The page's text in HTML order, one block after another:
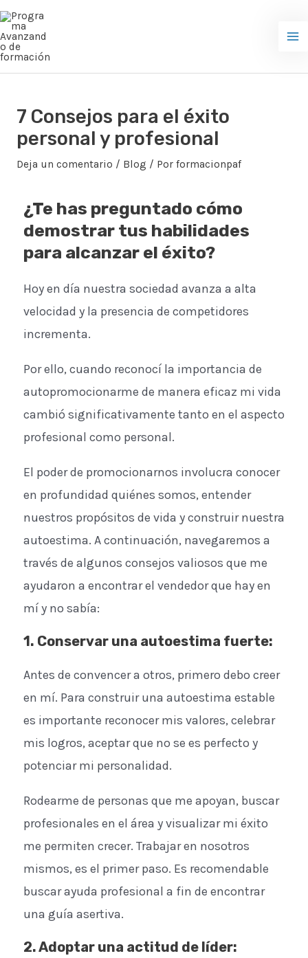
Ir
contenido
7 Consejos para el éxito
personal y profesional
Deja un comentario / Blog / Por formacionpaf
¿Te has preguntado cómo
demostrar tus habilidades
para alcanzar el éxito?
Hoy en día nuestra sociedad avanza a alta
velocidad y la presencia de competidores
incrementa.
Por ello, cuando reconocí la importancia de
autopromocionarme de manera eficaz mi vida
cambió significativamente tanto en el aspecto
profesional como personal.
El poder de promocionarnos involucra conocer
en profundidad quiénes somos, entender
nuestros propósitos de vida y construir nuestra
autoestima. A continuación, navegaremos a
través de algunos consejos valiosos que me
ayudaron a encontrar el vendedor que hay en
mí y no sabía:
1. Conservar una autoestima fuerte:
Antes de convencer a otros, primero debo creer
en mí. Para construir una autoestima estable
es importante reconocer mis valores, celebrar
mis logros, aceptar que no se es perfecto y
potenciar mi personalidad.
Rodearme de personas que me apoyan, buscar
profesionales en el área y visualizar mi éxito
me permiten crecer. Trabajar en nosotros
mismos, es el primer paso. Es recomendable
buscar ayuda profesional a fin de encontrar
una guía asertiva.
2. Adoptar una actitud de líder: